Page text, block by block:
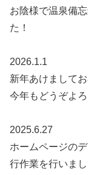
お陰様で温泉備
た！
2026.1.1
新年あけまして
今年もどうぞよ
2025.6.27
ホームページの
行作業を行いまし